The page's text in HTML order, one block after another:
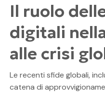
Il ruolo
digitali
alle crisi
Le recenti sfide globali,
catena di